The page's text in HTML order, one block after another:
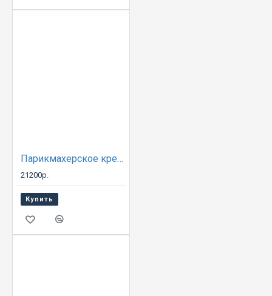
Парикмахерское кресло A06B
21200р.
Купить